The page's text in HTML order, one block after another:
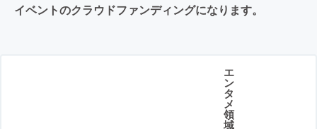
イベントのクラウドファンディングになります。
エ
ン
タ
メ
領
域